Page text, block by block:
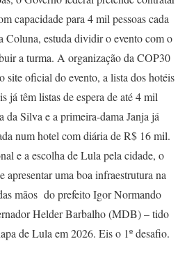
capacidade para 4 mil pessoas cada
Coluna, estuda dividir o evento com o
a turma. A organização da COP30
site oficial do evento, a lista dos hotéis
já têm listas de espera de até 4 mil
da Silva e a primeira-dama Janja já
num hotel com diária de R$ 16 mil.
e a escolha de Lula pela cidade, o
apresentar uma boa infraestrutura na
mãos do prefeito Igor Normando
Helder Barbalho (MDB) – tido
de Lula em 2026. Eis o 1º desafio.